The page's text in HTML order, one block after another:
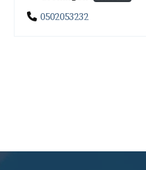
0502053232